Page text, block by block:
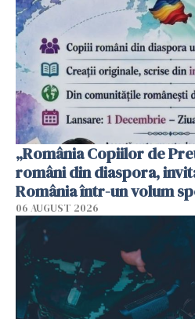
„România Copiilor de
români din diaspora,
România într-un volum
06 AUGUST 2026